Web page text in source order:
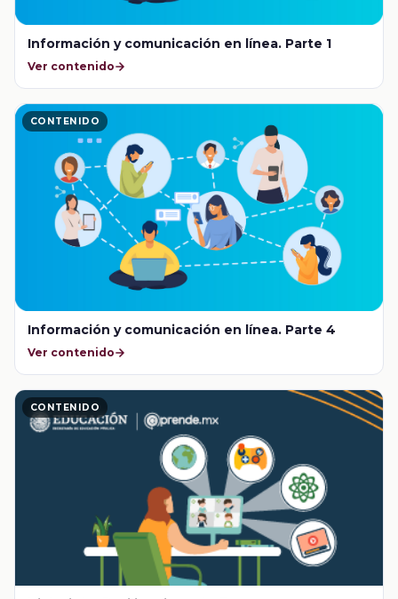
Información y comunicación en línea. Parte 1
Ver contenido
CONTENIDO
Información y comunicación en línea. Parte 4
Ver contenido
CONTENIDO